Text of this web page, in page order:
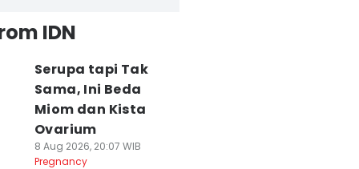
IDN
Serupa tapi Tak
Sama, Ini Beda
Miom dan Kista
Ovarium
8 Aug 2026, 20:07 WIB
Pregnancy